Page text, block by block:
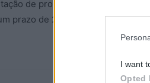
I want
Opted
de propostas decorre até ao
prazo de 240 dias para ser